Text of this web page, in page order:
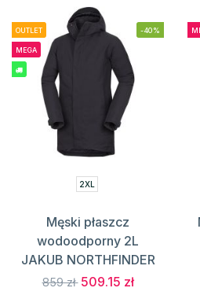
OUTLET
MEGA
-40%
2XL
Męski płaszcz
wodoodporny 2L
JAKUB NORTHFINDER
859 zł 509.15 zł